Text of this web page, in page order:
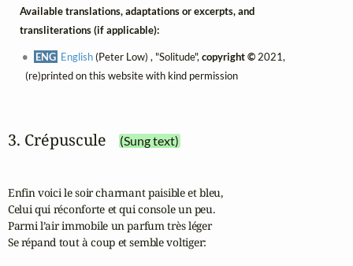
Available translations, adaptations or excerpts, and
transliterations (if applicable):
ENG English(Peter Low) , "Solitude",copyright © 2021,
(re)printed on this website with kind permission
3. Crépuscule (Sung text)
Enfin voici le soir charmant paisible et bleu,
Celui qui réconforte et qui console un peu.
Parmi l’air immobile un parfum très léger
Se répand tout à coup et semble voltiger: